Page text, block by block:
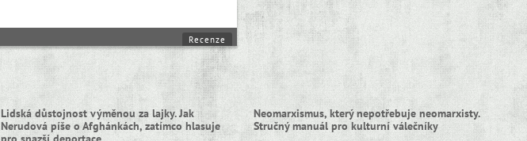
Recenze
Lidská důstojnost výměnou za lajky. Jak
Nerudová píše o Afghánkách, zatímco hlasuje
Neomarxismus, který nepotřebuje neomarxisty.
Stručný manuál pro kulturní válečníky